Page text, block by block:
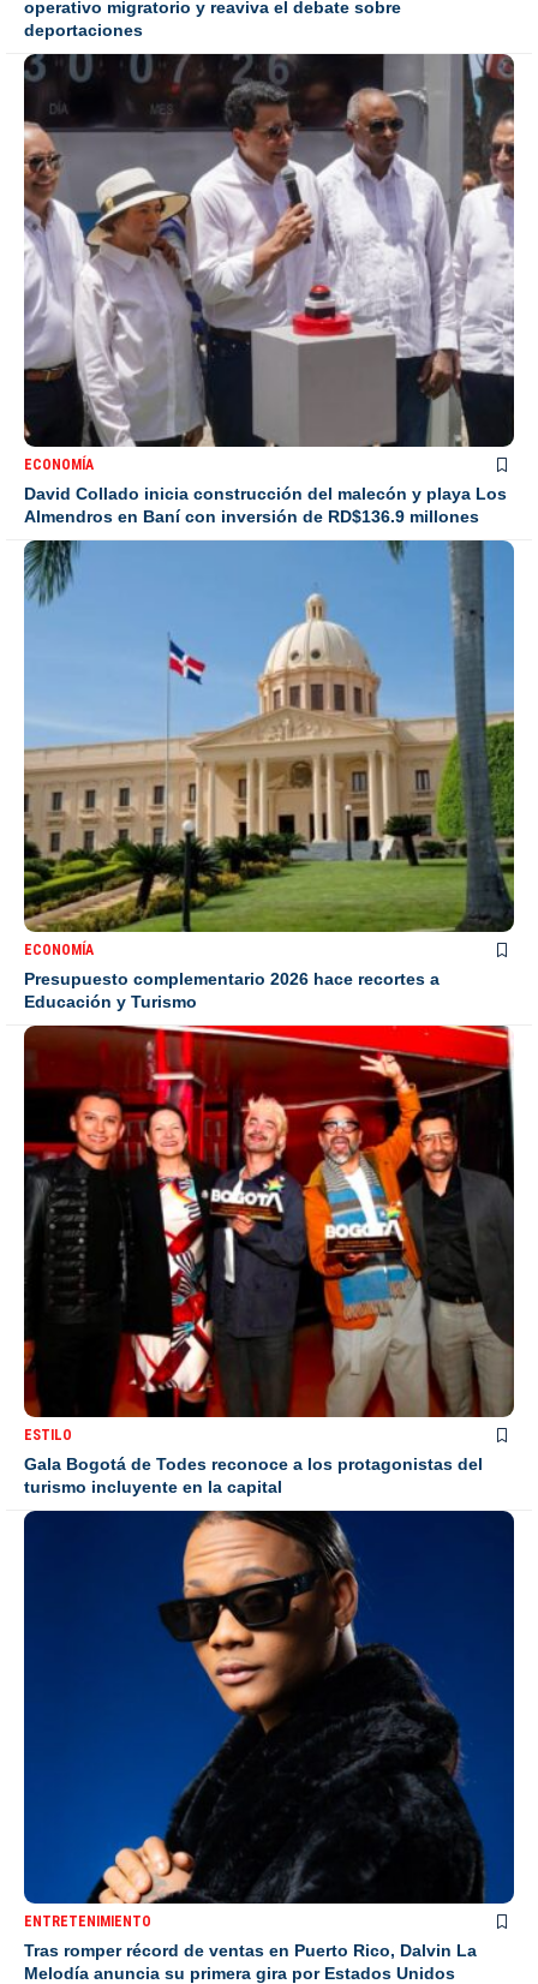
operativo migratorio y reaviva el debate sobre
deportaciones
ECONOMÍA
David Collado inicia construcción del malecón y playa Los
Almendros en Baní con inversión de RD$136.9 millones
ECONOMÍA
Presupuesto complementario 2026 hace recortes a
Educación y Turismo
ESTILO
Gala Bogotá de Todes reconoce a los protagonistas del
turismo incluyente en la capital
ENTRETENIMIENTO
Tras romper récord de ventas en Puerto Rico, Dalvin La
Melodía anuncia su primera gira por Estados Unidos